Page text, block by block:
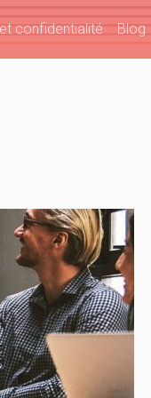
confidentialité Blog